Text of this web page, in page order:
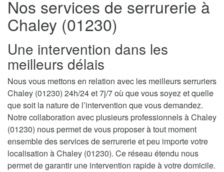
Nos services de serrurerie à
Chaley (01230)
Une intervention dans les
meilleurs délais
Nous vous mettons en relation avec les meilleurs serruriers
Chaley (01230) 24h/24 et 7j/7 où que vous soyez et quelle
que soit la nature de l’intervention que vous demandez.
Notre collaboration avec plusieurs professionnels à Chaley
(01230) nous permet de vous proposer à tout moment
ensemble des services de serrurerie et peu importe votre
localisation à Chaley (01230). Ce réseau étendu nous
permet de garantir une intervention rapide à votre domicile.